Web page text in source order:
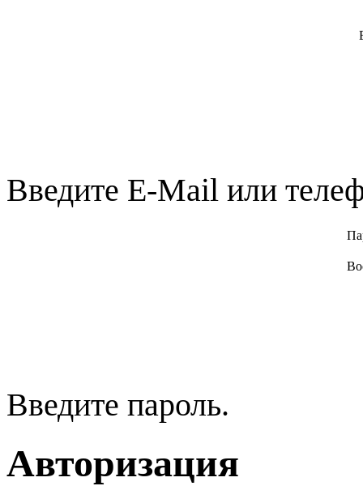
Введите E-Mail или
Введите пароль.
Авторизация